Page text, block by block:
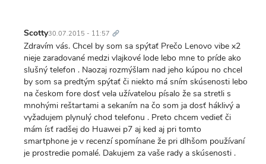
Scotty30.07.2015 - 11:57 odkaz
Zdravím vás. Chcel by som sa spýtať Prečo Lenovo vibe x2
nieje zaradované medzi vlajkové lode lebo mne to príde ako
slušný telefon . Naozaj rozmýšlam nad jeho kúpou no chcel
by som sa predtým spýtať či niekto má sním skúsenosti lebo
na českom fore dosť vela užívatelou písalo že sa stretli s
mnohými reštartami a sekaním na čo som ja dosť háklivý a
vyžadujem plynulý chod telefonu . Preto chcem vedieť či
mám ísť radšej do Huawei p7 aj ked aj pri tomto
smartphone je v recenzí spomínane že pri dlhšom používaní
je prostredie pomalé. Dakujem za vaše rady a skúsenosti .